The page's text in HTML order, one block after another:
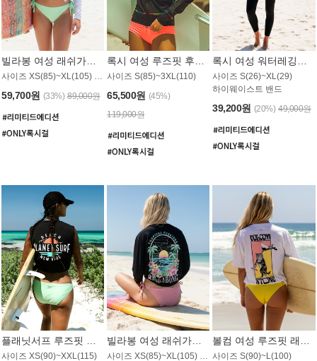
59,700원 (33%) 89,000원
사이즈 S(85)~3XL(110)
65,500원 (45%)
119,000원
사이즈 S(26)~XL(29)
하이웨이스트 밴드
39,200원 (20%) 49,000원
사이즈 XS(90)~XXL(115) 사이즈 XS(85)~XL(105) / 오버핏 사이즈 S(90)~L(100)